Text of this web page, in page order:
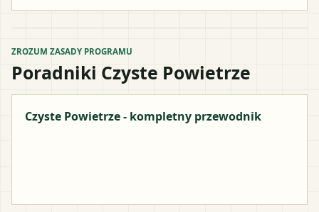
ZROZUM ZASADY PROGRAMU
Poradniki Czyste Powietrze
Czyste Powietrze - kompletny przewodnik